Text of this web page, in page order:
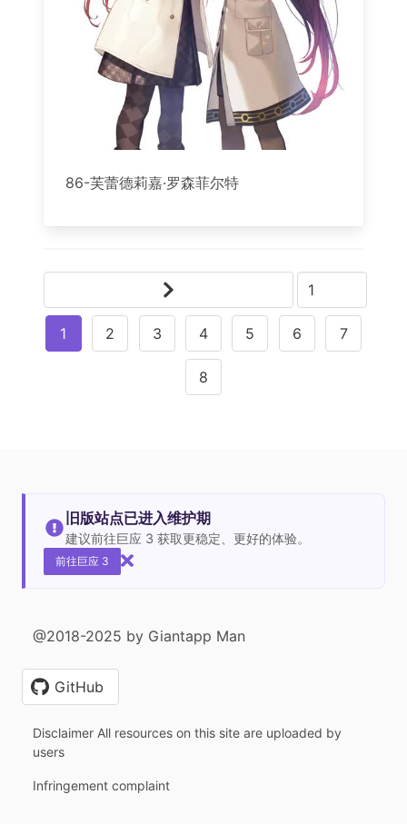
86-芙蕾德莉嘉·罗森菲尔特
1 2 3 4 5 6 7
8
旧版站点已进入维护期
建议前往巨应 3 获取更稳定、更好的体验。
前往巨应 3
@2018-2025 by Giantapp Man
GitHub
Disclaimer All resources on this site are uploaded by
users
Infringement complaint